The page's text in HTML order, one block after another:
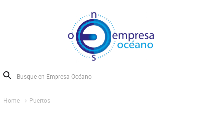
Home Puertos